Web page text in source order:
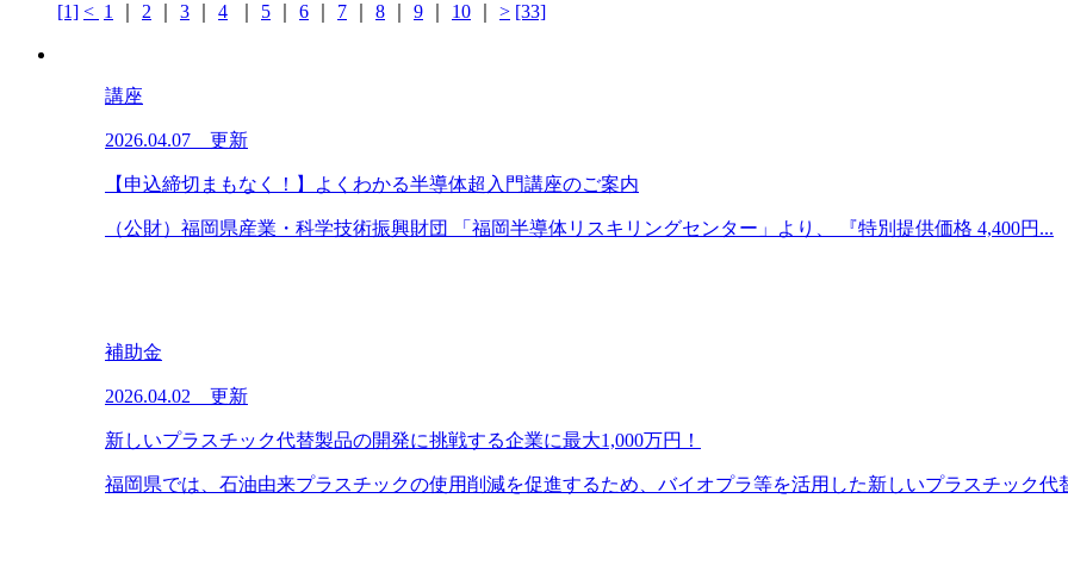
[1] < 1 2 3 4 5 6 7 8 9 10 > [33]
講座
2026.04.07 更新
【申込締切まもなく！】よくわかる半導体超入門講座のご案内
（公財）福岡県産業・科学技術振興財団 「福岡半導体リスキリングセンター」より、 『特別提供価格 4,400円...
補助金
2026.04.02 更新
新しいプラスチック代替製品の開発に挑戦する企業に最大1,000万円！
福岡県では、石油由来プラスチックの使用削減を促進するため、バイオプラ等を活用した新しいプラスチック代